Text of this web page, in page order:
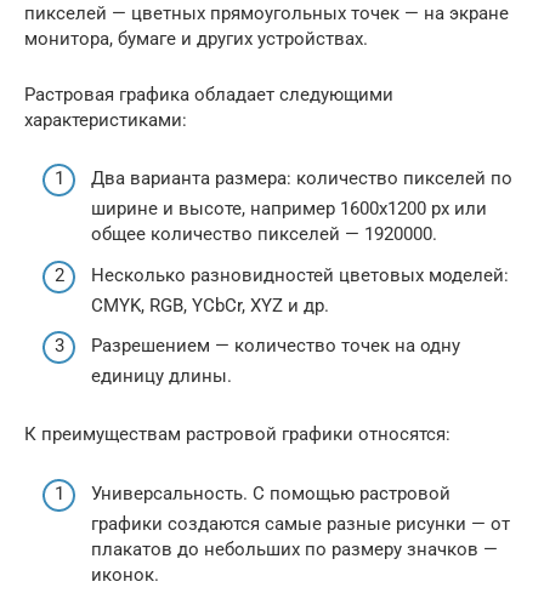
пикселей — цветных прямоугольных точек — на экране
монитора, бумаге и других устройствах.
Растровая графика обладает следующими
характеристиками:
Два варианта размера: количество пикселей по
ширине и высоте, например 1600х1200 px или
общее количество пикселей — 1920000.
Несколько разновидностей цветовых моделей:
CMYK, RGB, YCbCr, XYZ и др.
Разрешением — количество точек на одну
единицу длины.
К преимуществам растровой графики относятся:
Универсальность. С помощью растровой
графики создаются самые разные рисунки — от
плакатов до небольших по размеру значков —
иконок.